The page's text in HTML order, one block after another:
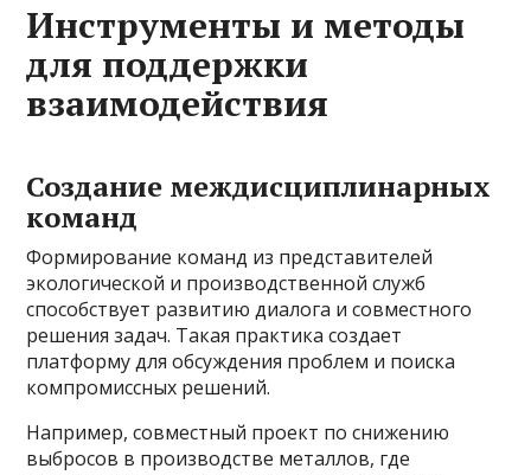
Инструменты и методы
для поддержки
взаимодействия
Создание междисциплинарных
команд
Формирование команд из представителей
экологической и производственной служб
способствует развитию диалога и совместного
решения задач. Такая практика создает
платформу для обсуждения проблем и поиска
компромиссных решений.
Например, совместный проект по снижению
выбросов в производстве металлов, где